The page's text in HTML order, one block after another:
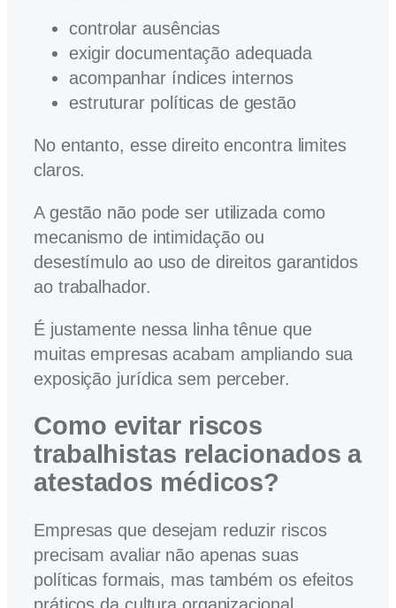
controlar ausências
exigir documentação adequada
acompanhar índices internos
estruturar políticas de gestão
No entanto, esse direito encontra limites
claros.
A gestão não pode ser utilizada como
mecanismo de intimidação ou
desestímulo ao uso de direitos garantidos
ao trabalhador.
É justamente nessa linha tênue que
muitas empresas acabam ampliando sua
exposição jurídica sem perceber.
Como evitar riscos
trabalhistas relacionados a
atestados médicos?
Empresas que desejam reduzir riscos
precisam avaliar não apenas suas
políticas formais, mas também os efeitos